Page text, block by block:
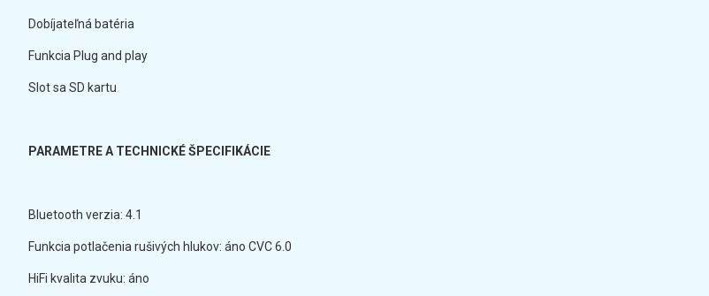
Dobíjateľná batéria
Funkcia Plug and play
Slot sa SD kartu
PARAMETRE A TECHNICKÉ ŠPECIFIKÁCIE
Bluetooth verzia: 4.1
Funkcia potlačenia rušivých hlukov: áno CVC 6.0
HiFi kvalita zvuku: áno